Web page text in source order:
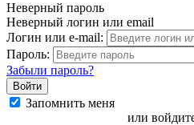
Неверный пароль
Неверный логин или email
Логин или e-mail:
Пароль:
Забыли пароль?
Запомнить меня
или